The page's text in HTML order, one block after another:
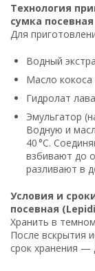
Технология
сумка
Для
Водный
Масло
Гидролат
Эмульгатор
Водную и
40 °C.
взбивают до
разливают в
Условия и
посевная
Хранить в
После вскрытия
срок хранения —